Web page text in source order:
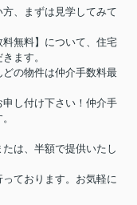
、まずは見学してみて
無料】について、住宅
ます。
の物件は仲介手数料最
し付け下さい！仲介手
は、半額で提供いたし
ております。お気軽に